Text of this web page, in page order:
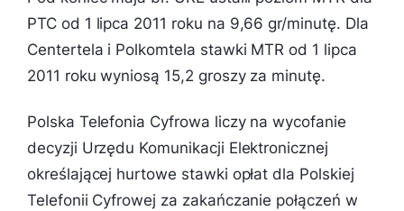
PTC od 1 lipca 2011 roku na 9,66 gr/minutę. Dla
Centertela i Polkomtela stawki MTR od 1 lipca
2011 roku wyniosą 15,2 groszy za minutę.
Polska Telefonia Cyfrowa liczy na wycofanie
decyzji Urzędu Komunikacji Elektronicznej
określającej hurtowe stawki opłat dla Polskiej
Telefonii Cyfrowej za zakańczanie połączeń w